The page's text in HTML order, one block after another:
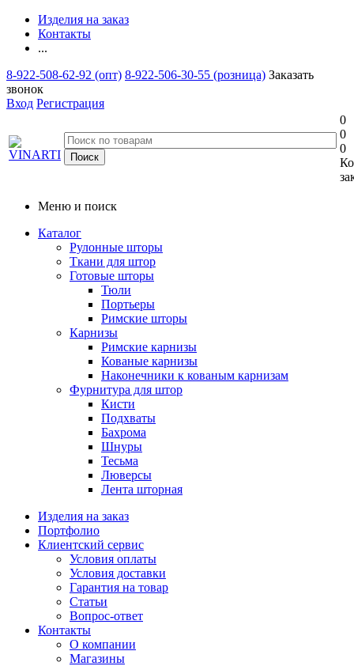
Изделия на заказ
Контакты
...
8-922-508-62-92 (опт) 8-922-506-30-55 (розница) Заказать
звонок
Вход Регистрация
0
0
0
Меню и поиск
Каталог
Рулонные шторы
Ткани для штор
Готовые шторы
Тюли
Портьеры
Римские шторы
Карнизы
Римские карнизы
Кованые карнизы
Наконечники к кованым карнизам
Фурнитура для штор
Кисти
Подхваты
Бахрома
Шнуры
Тесьма
Люверсы
Лента шторная
Изделия на заказ
Портфолио
Клиентский сервис
Условия оплаты
Условия доставки
Гарантия на товар
Статьи
Вопрос-ответ
Контакты
О компании
Магазины